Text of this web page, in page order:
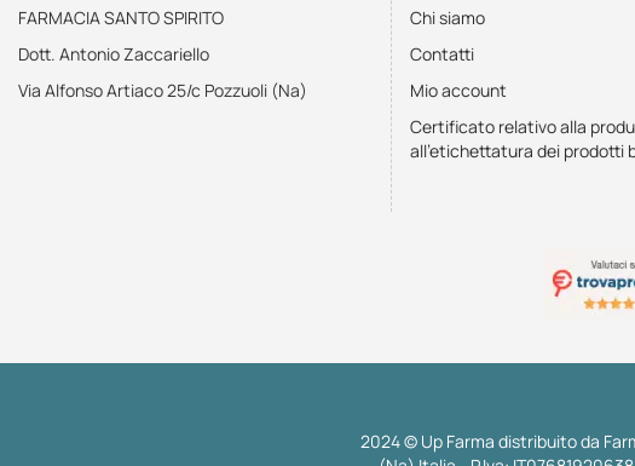
FARMACIA SANTO SPIRITO
Dott. Antonio Zaccariello
Via Alfonso Artiaco 25/c Pozzuoli (Na)
Chi siamo
Contatti
Mio account
Certificato relativo alla
all'etichettatura dei prodotti
2024 © Up Farma distribuito da